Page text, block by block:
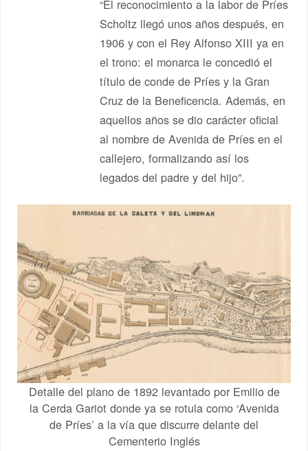
“El reconocimiento a la labor de Príes
Scholtz llegó unos años después, en
1906 y con el Rey Alfonso XIII ya en
el trono: el monarca le concedió el
título de conde de Príes y la Gran
Cruz de la Beneficencia. Además, en
aquellos años se dio carácter oficial
al nombre de Avenida de Príes en el
callejero, formalizando así los
legados del padre y del hijo”.
Detalle del plano de 1892 levantado por Emilio de
la Cerda Gariot donde ya se rotula como ‘Avenida
de Príes’ a la vía que discurre delante del
Cementerio Inglés